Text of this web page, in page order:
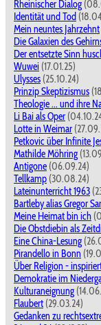
Rheinischer Dialog
Identität und Tod
Mein neuntes Jahrzehnt
Die Galaxien des
Der entsetzte Sinn
Wuwei (17.01.25)
Ulysses (25.10.24)
Prinzip Skeptizismus
Theologie ... und ihre
Li Bai als Oper
Lotte in Weimar
Petkovic über Infinite
Mathilde Möhring
Antigone (06.09.24)
Tellkamp (30.08.24)
Lateinunterricht 1963
Bartleby alias Gregor
Meine Heimat bin ich
Die Obstdiebin als
Eine China-Lesung
Pirandello in Bonn
Über Religion -
Demokratie im
Kulturaneignung
Flaubert (29.03.24)
Gedanken zu